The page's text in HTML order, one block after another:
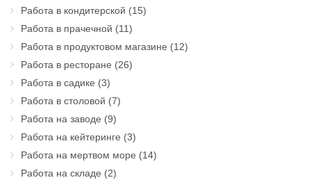
Работа в кондитерской (15)
Работа в прачечной (11)
Работа в продуктовом магазине (12)
Работа в ресторане (26)
Работа в садике (3)
Работа в столовой (7)
Работа на заводе (9)
Работа на кейтеринге (3)
Работа на мертвом море (14)
Работа на складе (2)